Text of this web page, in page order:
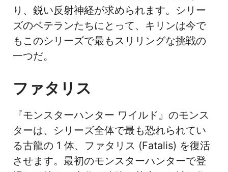
り、鋭い反射神経が求められます。シリー
ズのベテランたちにとって、キリンは今で
もこのシリーズで最もスリリングな挑戦の
一つだ。
ファタリス
『モンスターハンター ワイルド』のモンス
ターは、シリーズ全体で最も恐れられてい
る古龍の 1 体、ファタリス (Fatalis) を復活
させます。最初のモンスターハンターで登